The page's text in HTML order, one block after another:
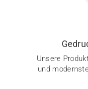
Unsere
und